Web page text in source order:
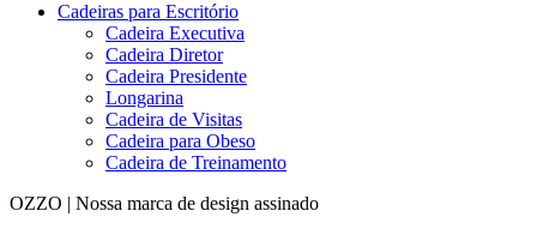
Cadeiras para Escritório
Cadeira Executiva
Cadeira Diretor
Cadeira Presidente
Longarina
Cadeira de Visitas
Cadeira para Obeso
Cadeira de Treinamento
OZZO | Nossa marca de design assinado